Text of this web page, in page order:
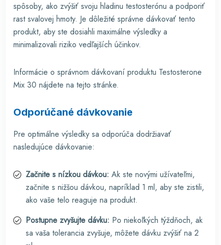
spôsoby, ako zvýšiť svoju hladinu testosterónu a podporiť
rast svalovej hmoty. Je dôležité správne dávkovať tento
produkt, aby ste dosiahli maximálne výsledky a
minimalizovali riziko vedľajších účinkov.
Informácie o správnom dávkovaní produktu Testosterone
Mix 30 nájdete na tejto stránke.
Odporúčané dávkovanie
Pre optimálne výsledky sa odporúča dodržiavať
nasledujúce dávkovanie:
Začnite s nízkou dávkou: Ak ste novými užívateľmi,
začnite s nižšou dávkou, napríklad 1 ml, aby ste zistili,
ako vaše telo reaguje na produkt.
Postupne zvyšujte dávku: Po niekoľkých týždňoch, ak
sa vaša tolerancia zvyšuje, môžete dávku zvýšiť na 2